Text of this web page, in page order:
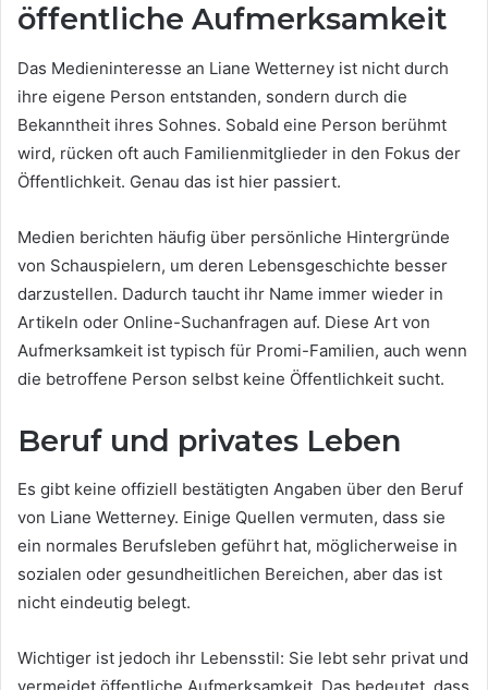
öffentliche Aufmerksamkeit
Das Medieninteresse an Liane Wetterney ist nicht durch
ihre eigene Person entstanden, sondern durch die
Bekanntheit ihres Sohnes. Sobald eine Person berühmt
wird, rücken oft auch Familienmitglieder in den Fokus der
Öffentlichkeit. Genau das ist hier passiert.
Medien berichten häufig über persönliche Hintergründe
von Schauspielern, um deren Lebensgeschichte besser
darzustellen. Dadurch taucht ihr Name immer wieder in
Artikeln oder Online-Suchanfragen auf. Diese Art von
Aufmerksamkeit ist typisch für Promi-Familien, auch wenn
die betroffene Person selbst keine Öffentlichkeit sucht.
Beruf und privates Leben
Es gibt keine offiziell bestätigten Angaben über den Beruf
von Liane Wetterney. Einige Quellen vermuten, dass sie
ein normales Berufsleben geführt hat, möglicherweise in
sozialen oder gesundheitlichen Bereichen, aber das ist
nicht eindeutig belegt.
Wichtiger ist jedoch ihr Lebensstil: Sie lebt sehr privat und